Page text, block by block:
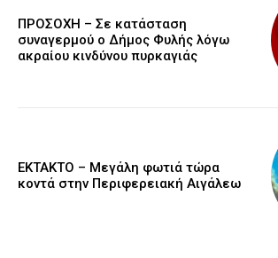
ΠΡΟΣΟΧΗ – Σε κατάσταση
συναγερμού ο Δήμος Φυλής λόγω
ακραίου κινδύνου πυρκαγιάς
ΕΚΤΑΚΤΟ – Μεγάλη φωτιά τώρα
κοντά στην Περιφερειακή Αιγάλεω